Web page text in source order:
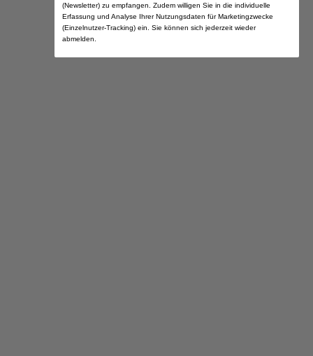
(Newsletter) zu empfangen. Zudem willigen Sie in die individuelle
Erfassung und Analyse Ihrer Nutzungsdaten für Marketingzwecke
(Einzelnutzer-Tracking) ein. Sie können sich jederzeit wieder
abmelden.